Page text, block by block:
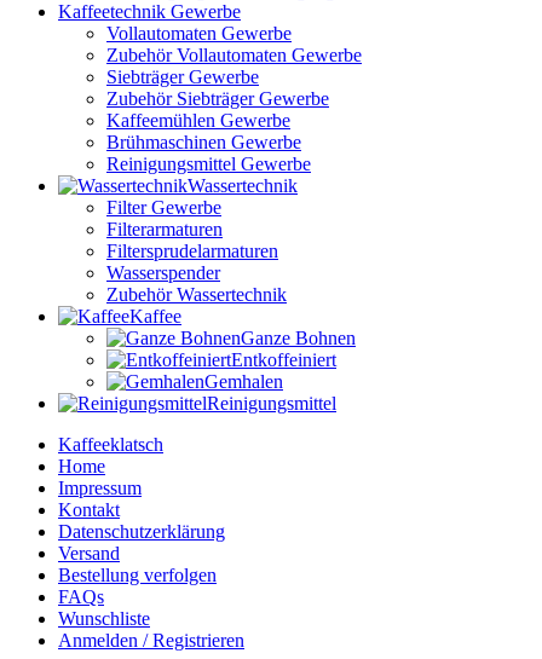
Kaffeetechnik Gewerbe
Vollautomaten Gewerbe
Zubehör Vollautomaten Gewerbe
Siebträger Gewerbe
Zubehör Siebträger Gewerbe
Kaffeemühlen Gewerbe
Brühmaschinen Gewerbe
Reinigungsmittel Gewerbe
Wassertechnik
Filter Gewerbe
Filterarmaturen
Filtersprudelarmaturen
Wasserspender
Zubehör Wassertechnik
Kaffee
Ganze Bohnen
Entkoffeiniert
Gemhalen
Reinigungsmittel
Kaffeeklatsch
Home
Impressum
Kontakt
Datenschutzerklärung
Versand
Bestellung verfolgen
FAQs
Wunschliste
Anmelden / Registrieren